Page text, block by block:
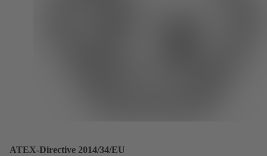
ATEX-Directive 2014/34/EU